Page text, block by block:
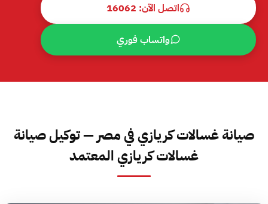
اتصل الآن: 16062
واتساب فوري
صيانة غسالات كريازي في مصر — توكيل صيانة
غسالات كريازي المعتمد